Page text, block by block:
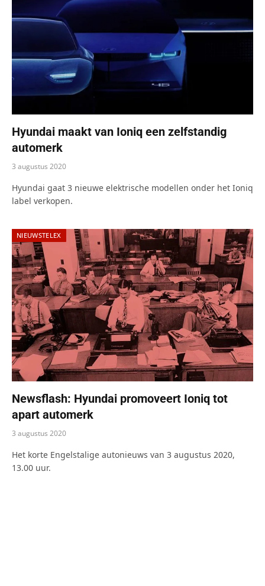
Hyundai maakt van Ioniq een zelfstandig
automerk
3 augustus 2020
Hyundai gaat 3 nieuwe elektrische modellen onder het Ioniq
label verkopen.
NIEUWSTELEX
Newsflash: Hyundai promoveert Ioniq tot
apart automerk
3 augustus 2020
Het korte Engelstalige autonieuws van 3 augustus 2020,
13.00 uur.